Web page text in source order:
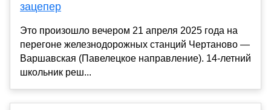
зацепер
Это произошло вечером 21 апреля 2025 года на
перегоне железнодорожных станций Чертаново —
Варшавская (Павелецкое направление). 14-летний
школьник реш...